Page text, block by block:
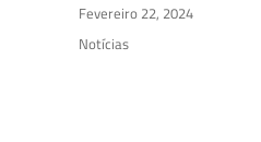
Posted
on
Fevereiro 22, 2024
Categories
Notícias